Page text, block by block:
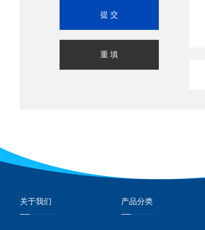
关于我们 产品分类